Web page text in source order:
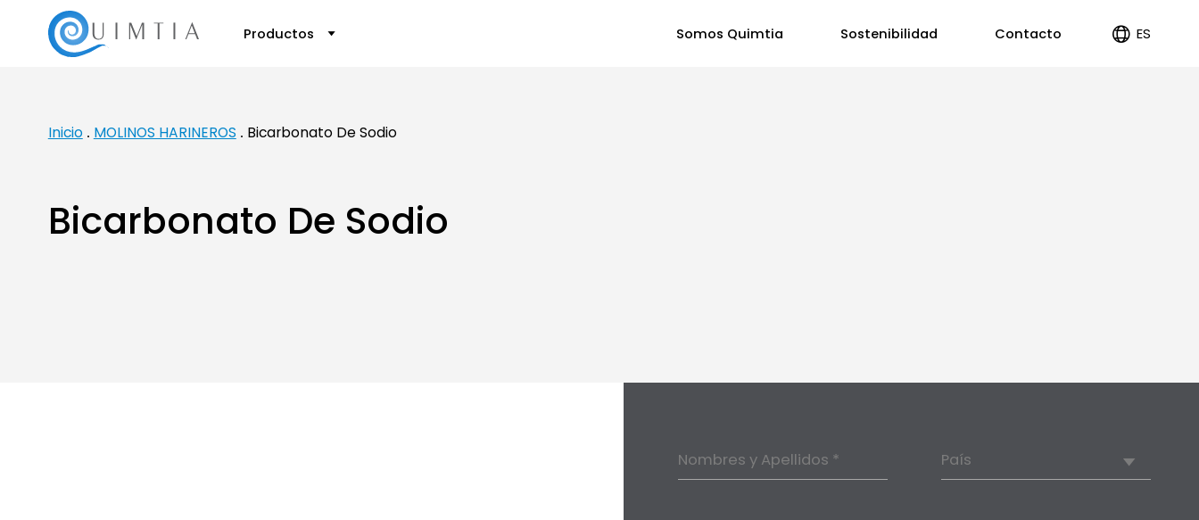
Productos Somos Quimtia Sostenibilidad Contacto ES
Inicio
MOLINOS HARINEROS Bicarbonato De Sodio
Bicarbonato De Sodio
Nombres y Apellidos * País